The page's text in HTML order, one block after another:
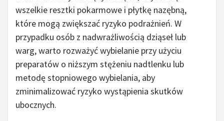
wszelkie resztki pokarmowe i płytkę nazębną,
które mogą zwiększać ryzyko podrażnień. W
przypadku osób z nadwrażliwością dziąseł lub
warg, warto rozważyć wybielanie przy użyciu
preparatów o niższym stężeniu nadtlenku lub
metodę stopniowego wybielania, aby
zminimalizować ryzyko wystąpienia skutków
ubocznych.